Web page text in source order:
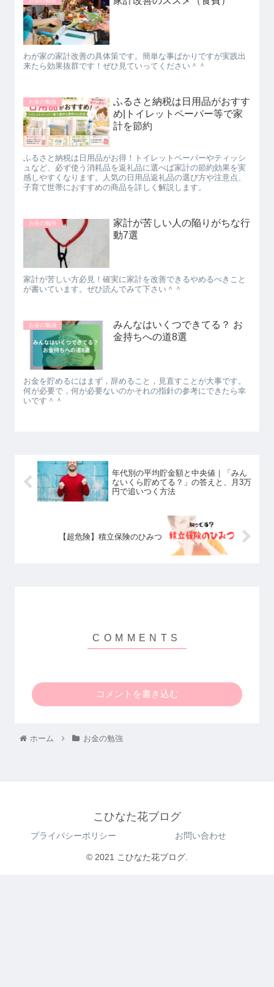
わが家の家計改善の具体策です。簡単な事ばかりですが実践出
来たら効果抜群です！ぜひ見ていってください＾＾
お金の勉強
ふるさと納税は日用品がおすす
め|トイレットペーパー等で家
計を節約
ふるさと納税は日用品がお得！トイレットペーパーやティッシ
ュなど、必ず使う消耗品を返礼品に選べば家計の節約効果を実
感しやすくなります。人気の日用品返礼品の選び方や注意点、
子育て世帯におすすめの商品を詳しく解説します。
お金の勉強
家計が苦しい人の陥りがちな行
動7選
家計が苦しい方必見！確実に家計を改善できるやめるべきこと
が書いています。ぜひ読んでみて下さい＾＾
お金の勉強
みんなはいくつできてる？ お
金持ちへの道8選
お金を貯めるにはまず，辞めること，見直すことが大事です。
何が必要で，何が必要ないのかそれの指針の参考にできたら幸
いです＾＾
年代別の平均貯金額と中央値｜「みん
ないくら貯めてる？」の答えと、月3万
円で追いつく方法
【超危険】積立保険のひみつ
コメントを書き込む
ホーム お金の勉強
こひなた花ブログ
プライバシーポリシー お問い合わせ
© 2021 こひなた花ブログ.